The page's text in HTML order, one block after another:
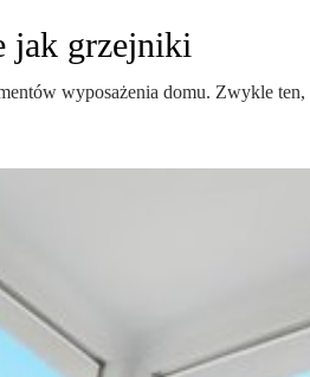
jak grzejniki
wyposażenia domu. Zwykle